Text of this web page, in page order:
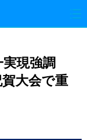
スポーツ
実現強調
大会で重